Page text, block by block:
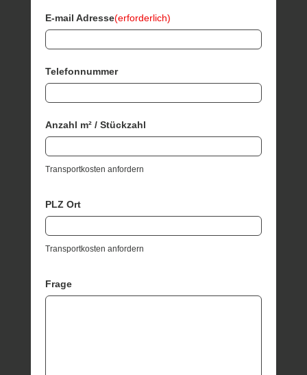
E-mail Adresse(erforderlich)
Telefonnummer
Anzahl m² / Stückzahl
Transportkosten anfordern
PLZ Ort
Transportkosten anfordern
Frage